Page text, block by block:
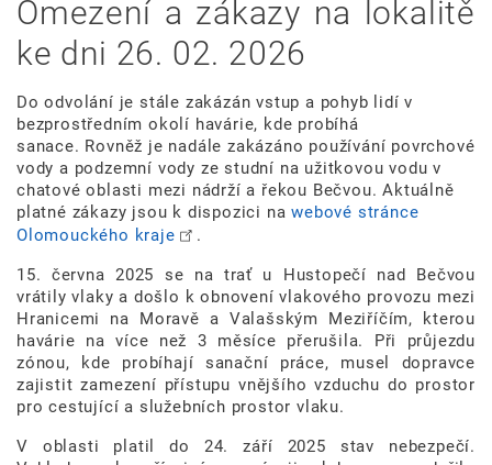
Omezení a zákazy na lokalitě
ke dni 26. 02. 2026
Do odvolání je stále zakázán vstup a pohyb lidí v
bezprostředním okolí havárie, kde probíhá
sanace. Rovněž je nadále zakázáno používání povrchové
vody a podzemní vody ze studní na užitkovou vodu v
chatové oblasti mezi nádrží a řekou Bečvou. Aktuálně
platné zákazy jsou k dispozici nawebové stránce
Olomouckého kraje
.
15. června 2025 se na trať u Hustopečí nad Bečvou
vrátily vlaky a došlo k obnovení vlakového provozu mezi
Hranicemi na Moravě a Valašským Meziříčím, kterou
havárie na více než 3 měsíce přerušila. Při průjezdu
zónou, kde probíhají sanační práce, musel dopravce
zajistit zamezení přístupu vnějšího vzduchu do prostor
pro cestující a služebních prostor vlaku.
V oblasti platil do 24. září 2025 stav nebezpečí.